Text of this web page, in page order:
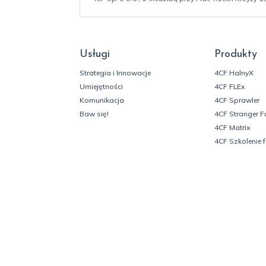
Usługi
Strategia i Innowacje
Umiejętności
Komunikacja
Baw się!
Produkty
4CF HalnyX
4CF FLEx
4CF Sprawler
4CF Stranger
4CF Matrix
4CF Szkolenie